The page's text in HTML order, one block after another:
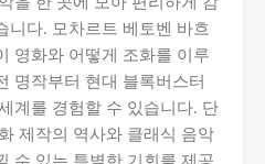
니다. 모차르트 베토벤 바흐
영화와 어떻게 조화를 이루
명작부터 현대 블록버스터
계를 경험할 수 있습니다. 단
제작의 역사와 클래식 음악
수 있는 특별한 기회를 제공